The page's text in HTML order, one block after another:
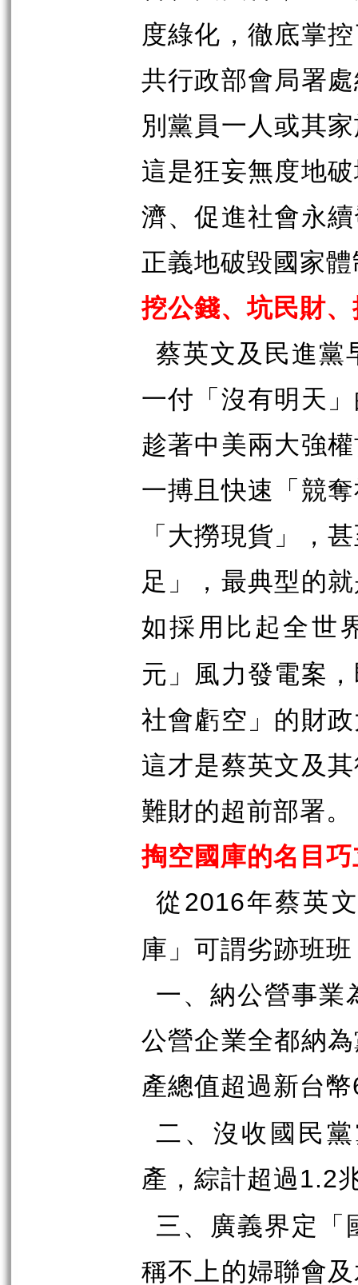
度綠化，徹底掌
共行政部會局署
別黨員一人或其
這是狂妄無度地
濟、促進社會永
正義地破毀國家
挖公錢、坑民財
蔡英文及民進黨
一付「沒有明天
趁著中美兩大強
一搏且快速「競
「大撈現貨」，
足」，最典型的
如採用比起全世
元」風力發電案
社會虧空」的財
這才是蔡英文及
難財的超前部署。
掏空國庫的名目
從 2016年蔡英
庫」可謂劣跡班
一、納公營事業
公營企業全都納
產總值超過新台幣
二、沒收國民
產，綜計超過1.2
三、廣義界定「
稱不上的婦聯會